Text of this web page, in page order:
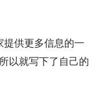
提供更多信息的一
以就写下了自己的